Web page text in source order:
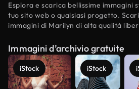
Esplora e scarica bellissime immagini
tuo sito web o qualsiasi progetto.
immagini di Marilyn di alta qualità
Immagini d’archivio gratuite
iStock iStock